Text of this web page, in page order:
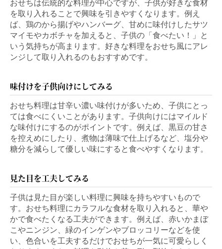
おせちは伝統的な料理が中心ですが、子供が好きな食材
を取り入れることで興味を引きやすくなります。例え
ば、鶏のから揚げやハンバーグ、甘めに味付けしたサツ
マイモやカボチャを加えると、子供の「食べたい！」と
いう気持ちが高まります。好きな料理をおせち風にアレ
ンジして取り入れるのもおすすめです。
味付けを子供向けにしてみる
おせち料理は甘辛い濃い味付けが多いため、子供にとっ
ては食べにくいことがあります。子供向けにはマイルド
な味付けにするのがポイントです。例えば、黒豆の甘さ
を控えめにしたり、煮物は薄味で仕上げるなど、塩分や
糖分を減らして優しい味にすると食べやすくなります。
見た目を工夫してみる
子供は見た目が楽しい料理に興味を持ちやすいもので
す。おせち料理にカラフルな食材を取り入れると、華や
かで食べたくなる工夫ができます。例えば、赤いかまぼ
こやニンジン、緑のインゲンやブロッコリーなどを使
い、色合いを工夫するだけでおせちが一気に可愛らしく